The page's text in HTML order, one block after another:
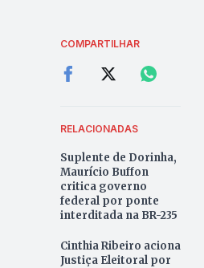
COMPARTILHAR
RELACIONADAS
Suplente de Dorinha,
Maurício Buffon
critica governo
federal por ponte
interditada na BR-235
Cinthia Ribeiro aciona
Justiça Eleitoral por